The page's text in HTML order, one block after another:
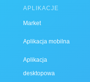
APLIKACJE
Market
Aplikacja mobilna
Aplikacja
desktopowa